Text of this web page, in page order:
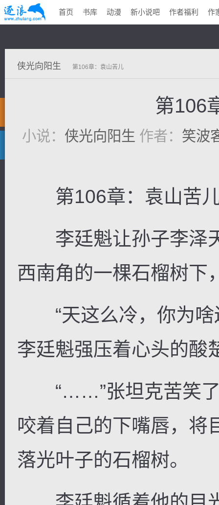
首页 书库 动漫 新小说吧 作者福利 作
侠光向阳生 第106章：袁山苦儿
第106
小说： 侠光向阳生 作者： 笑波
第106章：袁山苦
李廷魁让孙子李泽
西南角的一棵石榴树下
“天这么冷，你为啥
李廷魁强压着心头的酸
“……”张坦克苦笑了
咬着自己的下嘴唇，将
落光叶子的石榴树。